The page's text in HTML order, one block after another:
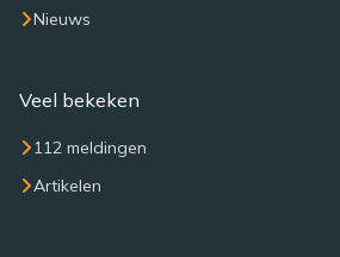
Nieuws
Veel bekeken
112 meldingen
Artikelen